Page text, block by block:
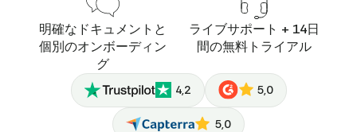
明確なドキュメントと
個別のオンボーディン
グ
ライブサポート + 14日
間の無料トライアル
4,2 5,0
5,0